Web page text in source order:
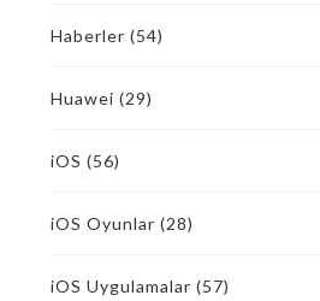
Haberler (54)
Huawei (29)
iOS (56)
iOS Oyunlar (28)
iOS Uygulamalar (57)